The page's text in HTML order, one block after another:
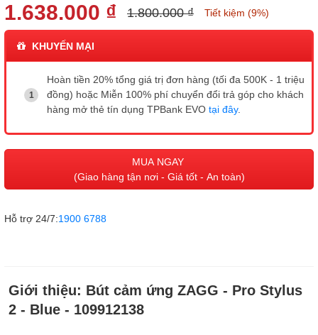
1.638.000 ₫ 1.800.000 ₫ Tiết kiệm (9%)
KHUYẾN MẠI
Hoàn tiền 20% tổng giá trị đơn hàng (tối đa 500K - 1 triệu
đồng) hoặc Miễn 100% phí chuyển đổi trả góp cho khách
hàng mở thẻ tín dụng TPBank EVO tại đây.
MUA NGAY
(Giao hàng tận nơi - Giá tốt - An toàn)
Hỗ trợ 24/7:1900 6788
Giới thiệu: Bút cảm ứng ZAGG - Pro Stylus
2 - Blue - 109912138